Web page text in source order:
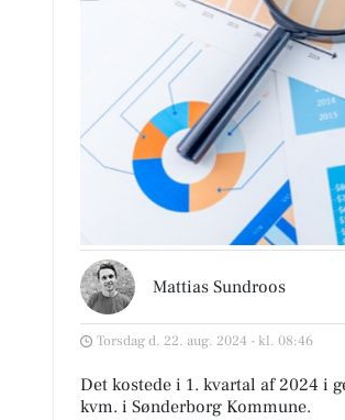
Mattias Sundroos
Torsdag d. 22. aug. 2024 - kl. 08:46
Det kostede i 1. kvartal af 2024 i
kvm. i Sønderborg Kommune.